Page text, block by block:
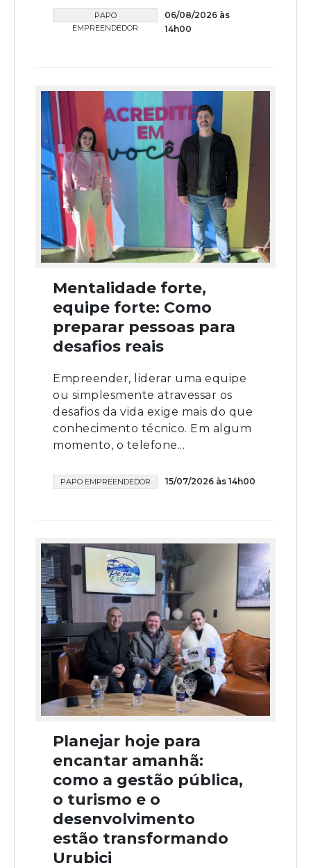
PAPO
EMPREENDEDOR
06/08/2026 às
14h00
Mentalidade forte,
equipe forte: Como
preparar pessoas para
desafios reais
Empreender, liderar uma equipe
ou simplesmente atravessar os
desafios da vida exige mais do que
conhecimento técnico. Em algum
momento, o telefone...
PAPO EMPREENDEDOR 15/07/2026 às 14h00
Planejar hoje para
encantar amanhã:
como a gestão pública,
o turismo e o
desenvolvimento
estão transformando
Urubici